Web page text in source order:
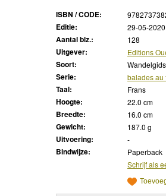
ISBN / CODE:
Editie: 29-05-2020
Aantal blz.: 128
Uitgever: Editions
Soort: Wandelgids
Serie: balades au
Taal: Frans
Hoogte: 22.0 cm
Breedte: 16.0 cm
Gewicht: 187.0 g
Uitvoering: -
Bindwijze:
Paperback
Schrijf als